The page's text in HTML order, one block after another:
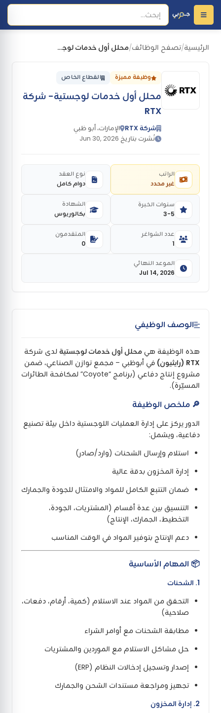
الرئيسية/تصفح الوظائف/ محلل أول خدمات لوجستية- شركة RTX
وظيفة مميزة القطاع الخاص
محلل أول خدمات لوجستية- شركة
RTX
شركة RTX
الإمارات، أبو ظبي
نُشرت بتاريخ Jun 30, 2026
غير محدد
الراتب
دوام كامل
نوع العقد
3-5
سنوات الخبرة
بكالوريوس
الشهادة
1
عدد الشواغر
0
المتقدمون
Jul 14, 2026
الموعد النهائي
الوصف الوظيفي
هذه الوظيفة هي محلل أول خدمات لوجستية لدى شركة
RTX (رايثيون)
في أبوظبي – مجمع توازن الصناعي، ضمن
مشروع إنتاج دفاعي (برنامج “Coyote” لمكافحة الطائرات
المسيّرة).
🔎 ملخص الوظيفة
الدور يركز على إدارة العمليات اللوجستية داخل بيئة تصنيع
دفاعية، ويشمل:
استلام وإرسال الشحنات (وارد/صادر)
إدارة المخزون بدقة عالية
ضمان التتبع الكامل للمواد والامتثال للجودة والجمارك
التنسيق بين عدة أقسام (المشتريات، الجودة،
التخطيط، الجمارك، الإنتاج)
دعم الإنتاج بتوفير المواد في الوقت المناسب
📦 المهام الأساسية
1. الشحنات
التحقق من المواد عند الاستلام (كمية، أرقام، دفعات،
صلاحية)
مطابقة الشحنات مع أوامر الشراء
حل مشاكل الاستلام مع الموردين والمشتريات
إصدار وتسجيل إدخالات النظام (ERP)
تجهيز ومراجعة مستندات الشحن والجمارك
2. إدارة المخزون